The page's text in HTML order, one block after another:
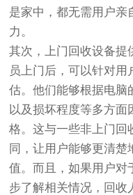
是家中，都无需用户亲
力。
其次，上门回收设备提
员上门后，可以针对
估。他们能够根据电脑
以及损坏程度等多方
格。这与一些非上门回
同，让用户能够更清楚
值。而且，如果用户对
步了解相关情况，回收